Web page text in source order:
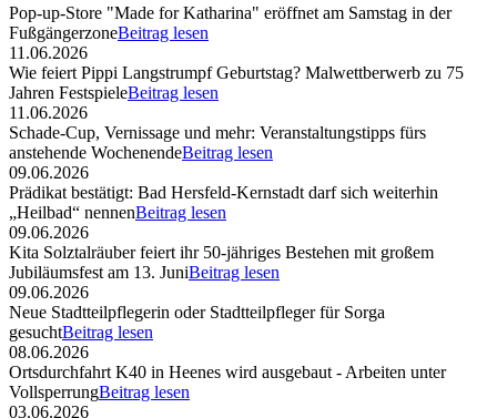
Pop-up-Store "Made for Katharina" eröffnet am Samstag in der
FußgängerzoneBeitrag lesen
11.06.2026
Wie feiert Pippi Langstrumpf Geburtstag? Malwettberwerb zu 75
Jahren FestspieleBeitrag lesen
11.06.2026
Schade-Cup, Vernissage und mehr: Veranstaltungstipps fürs
anstehende WochenendeBeitrag lesen
09.06.2026
Prädikat bestätigt: Bad Hersfeld-Kernstadt darf sich weiterhin
„Heilbad“ nennenBeitrag lesen
09.06.2026
Kita Solztalräuber feiert ihr 50-jähriges Bestehen mit großem
Jubiläumsfest am 13. JuniBeitrag lesen
09.06.2026
Neue Stadtteilpflegerin oder Stadtteilpfleger für Sorga
gesuchtBeitrag lesen
08.06.2026
Ortsdurchfahrt K40 in Heenes wird ausgebaut - Arbeiten unter
VollsperrungBeitrag lesen
03.06.2026